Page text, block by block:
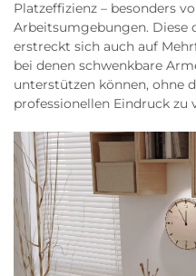
Platzeffizienz – besonders
Arbeitsumgebungen.
erstreckt sich auch auf
bei denen schwenkbare
unterstützen können, ohne
professionellen Eindruck zu